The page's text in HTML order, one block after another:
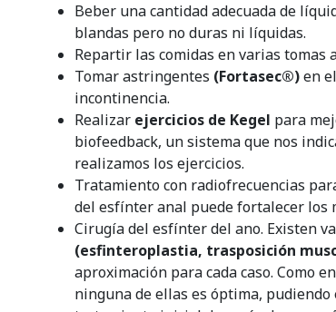
Beber una cantidad adecuada de
blandas pero no duras ni líquidas.
Repartir las comidas en varias tomas
Tomar astringentes (Fortasec®)en
incontinencia.
Realizar ejercicios de Kegel para
biofeedback, un sistema que nos
realizamos los ejercicios.
Tratamiento con radiofrecuencias
del esfínter anal puede fortalecer los
Cirugía del esfínter del ano. Existen
(esfinteroplastia, trasposición
aproximación para cada caso. Como
ninguna de ellas es óptima,